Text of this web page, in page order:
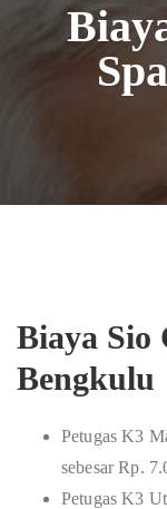
Biaya Sio
Bengkulu
Petugas K3
sebesar Rp.
Petugas K3